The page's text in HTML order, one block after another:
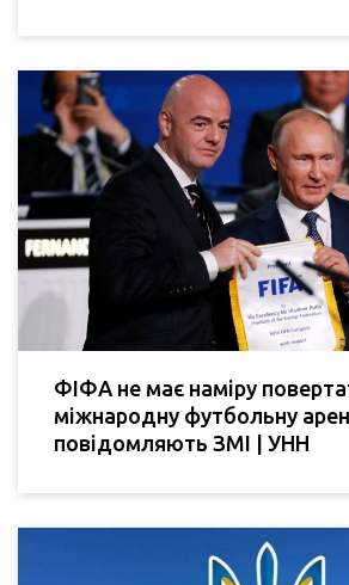
ФІФА не має наміру
міжнародну футбольну
повідомляють ЗМІ | УНН